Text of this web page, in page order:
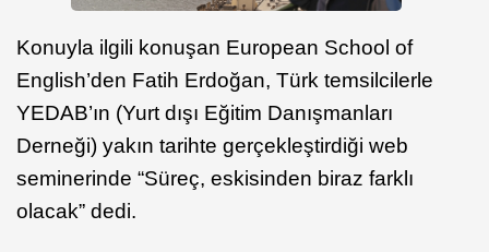
Konuyla ilgili konuşan European School of
English’den Fatih Erdoğan, Türk temsilcilerle
YEDAB’ın (Yurt dışı Eğitim Danışmanları
Derneği) yakın tarihte gerçekleştirdiği web
seminerinde “Süreç, eskisinden biraz farklı
olacak” dedi.